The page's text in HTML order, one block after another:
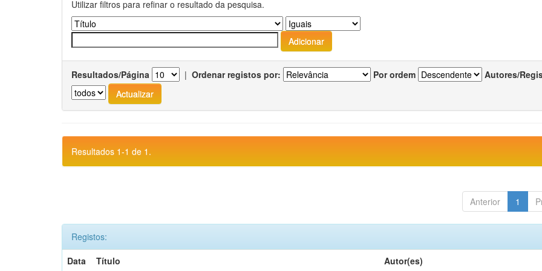
Utilizar filtros para refinar o resultado da pesquisa.
Resultados/Página | Ordenar registos por: Por ordem Autores/
Resultados 1-1 de 1.
Anterior 1
Registos:
Data
Título Autor(es)